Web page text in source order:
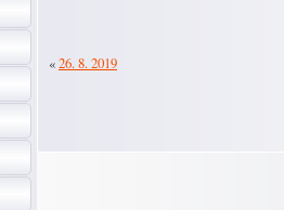
«26. 8. 2019